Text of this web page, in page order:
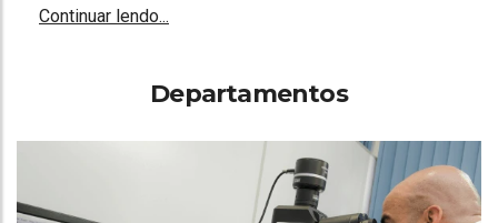
Continuar lendo...
Departamentos